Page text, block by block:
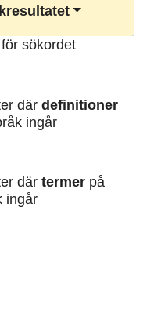
sökordet
där definitioner
ingår
där termerpå
ingår